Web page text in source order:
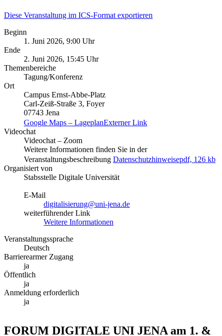
Diese Veranstaltung im ICS-Format exportieren
Beginn
1. Juni 2026, 9:00 Uhr
Ende
2. Juni 2026, 15:45 Uhr
Themenbereiche
Tagung/Konferenz
Ort
Campus Ernst-Abbe-Platz
Carl-Zeiß-Straße 3, Foyer
07743 Jena
Google Maps – LageplanExterner Link
Videochat
Videochat – Zoom
Weitere Informationen finden Sie in der
Veranstaltungsbeschreibung Datenschutzhinweisepdf, 126 kb
Organisiert von
Stabsstelle Digitale Universität
E-Mail
digitalisierung@uni-jena.de
weiterführender Link
Weitere Informationen
Veranstaltungssprache
Deutsch
Barrierearmer Zugang
ja
Öffentlich
ja
Anmeldung erforderlich
ja
FORUM DIGITALE UNI JENA am 1. &